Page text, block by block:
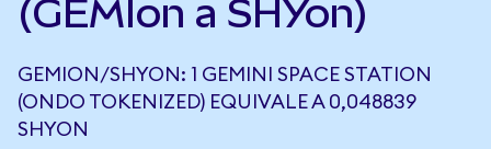
(GEMIon a SHYon)
GEMION/SHYON: 1 GEMINI SPACE STATION
(ONDO TOKENIZED) EQUIVALE A 0,048839
SHYON